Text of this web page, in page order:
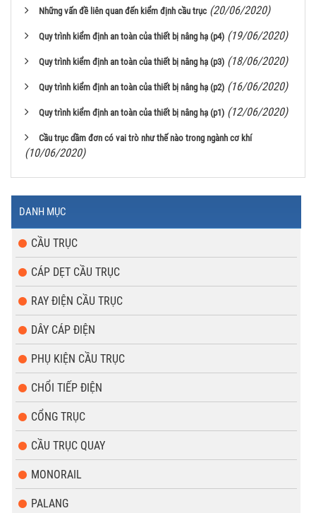
Những vấn đề liên quan đến kiểm định cầu trục (20/06/2020)
Quy trình kiểm định an toàn của thiết bị nâng hạ (p4) (19/06/2020)
Quy trình kiểm định an toàn của thiết bị nâng hạ (p3) (18/06/2020)
Quy trình kiểm định an toàn của thiết bị nâng hạ (p2) (16/06/2020)
Quy trình kiểm định an toàn của thiết bị nâng hạ (p1) (12/06/2020)
Cầu trục dầm đơn có vai trò như thế nào trong ngành cơ khí
(10/06/2020)
DANH MỤC
CẦU TRỤC
CÁP DẸT CẦU TRỤC
RAY ĐIỆN CẦU TRỤC
DÂY CÁP ĐIỆN
PHỤ KIỆN CẦU TRỤC
CHỔI TIẾP ĐIỆN
CỔNG TRỤC
CẦU TRỤC QUAY
MONORAIL
PALANG